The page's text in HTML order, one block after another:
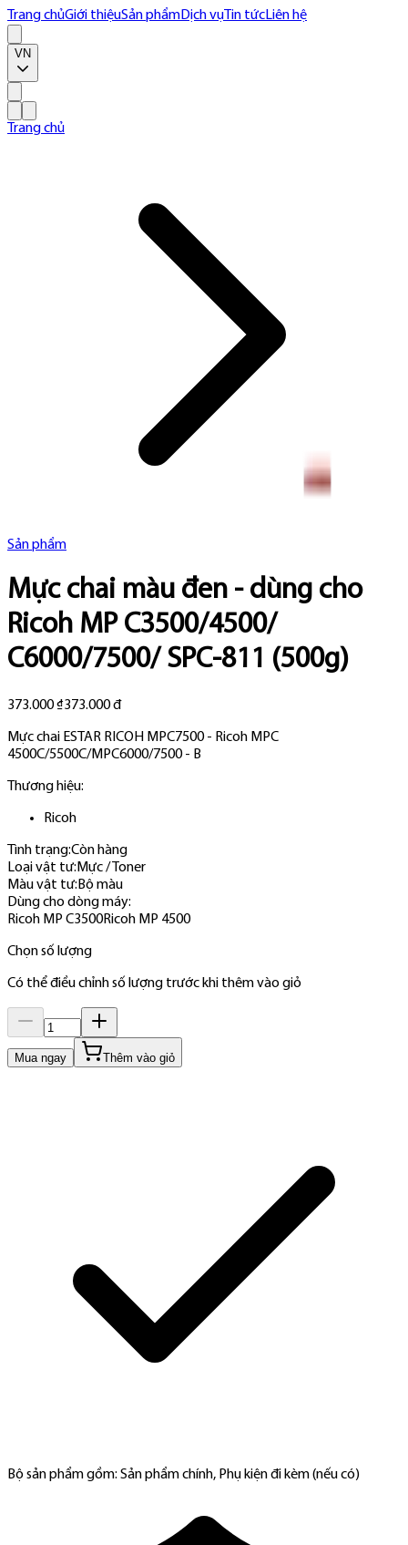
Trang chủGiới thiệuSản phẩmDịch vụ Tin tứcLiên hệ
VN
Trang chủ
Sản phẩm
Mực chai màu đen - dùng cho
Ricoh MP C3500/4500/
C6000/7500/ SPC-811 (500g)
373.000 ₫373.000 đ
Mực chai ESTAR RICOH MPC7500 - Ricoh MPC
4500C/5500C/MPC6000/7500 - B
Thương hiệu:
Ricoh
Tình trạng:Còn hàng
Loại vật tư: Mực / Toner
Màu vật tư: Bộ màu
Dùng cho dòng máy:
Ricoh MP C3500Ricoh MP 4500
Chọn số lượng
Có thể điều chỉnh số lượng trước khi thêm vào giỏ
Mua ngay Thêm vào giỏ
Bộ sản phẩm gồm: Sản phẩm chính, Phụ kiện đi kèm (nếu có)